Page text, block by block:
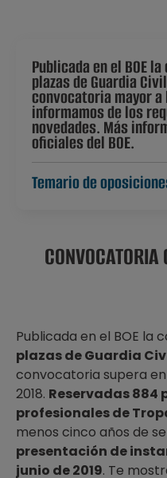
Publicada en el BOE
plazas de Guardia
convocatoria mayor a
informamos de los
novedades. Más
oficiales del BOE.
Temario de
Publicada en el BOE la
plazas de Guardia
convocatoria supera
2018. Reservadas 884
profesionales de
menos cinco años de
presentación de
junio de 2019. Te